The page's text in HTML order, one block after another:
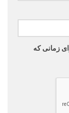
زمانی که